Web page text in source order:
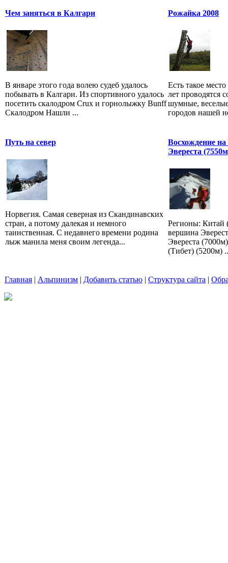
Чем заняться в Калгари
В январе этого года волею судеб удалось
побывать в Калгари. Из спортивного удалось
посетить скалодром Crux и горнолыжку Bunff
Скалодром Нашли ...
Рожайка 2008
Есть такое
лет проводятся
шумные,
городов нашей
Путь на север
Норвегия. Самая северная из Скандинавских
стран, а потому далекая и немного
таинственная. С недавнего времени родина
лыж манила меня своим легенда...
Восхождение
Эвереста
Регионы: Китай
вершина
Эвереста
(Тибет) (5200м)
Главная | Альпинизм | Добавить статью | Структура сайта |